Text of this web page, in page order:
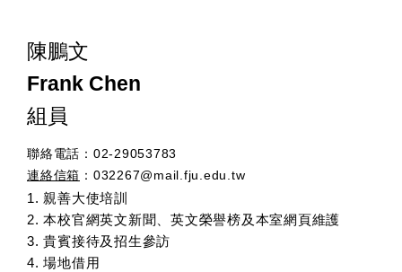
陳鵬文
Frank Chen
組員
聯絡電話： 02-29053783
連絡信箱 ：032267@mail.fju.edu.tw
1. 親善大使培訓
2. 本校官網英文新聞、英文榮譽榜及本室網頁維護
3. 貴賓接待及招生參訪
4. 場地借用